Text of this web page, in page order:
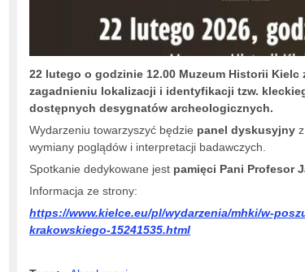
22 lutego o godzinie 12.00 Muzeum Historii Kielc
zagadnieniu lokalizacji i identyfikacji tzw.
dostępnych desygnatów archeologicznych.
Wydarzeniu towarzyszyć będzie panel dyskusyjny
wymiany poglądów i interpretacji badawczych.
Spotkanie dedykowane jest pamięci Pani Profesor
Informacja ze strony:
https://www.kielce.eu/pl/wydarzenia/mhki/w-
krakowskiego-15241535.html